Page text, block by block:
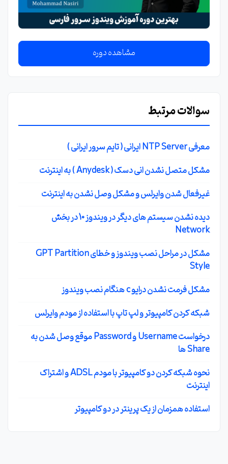
مشاهده دوره
سوالات مرتبط
معرفی NTP Server ایرانی ( تایم سرور ایرانی )
مشکل متصل نشدن انی دسک ( Anydesk ) به اینترنت
غیرفعال شدن وایرلس و مشکل وصل نشدن به اینترنت
دیده نشدن سیستم های دیگر در ویندوز 10 در بخش
Network
مشکل در مراحل نصب ویندوز و خطای GPT Partition
Style
مشکل فرمت نشدن درایو c هنگام نصب ویندوز
شبکه کردن کامپیوتر و لپ تاپ با استفاده از مودم وایرلس
درخواست Username و Password موقع وصل شدن به
Share ها
نحوه شبکه کردن دو کامپیوتر با مودم ADSL و اشتراک
اینترنت
استفاده همزمان از یک پرینتر در دو کامپیوتر